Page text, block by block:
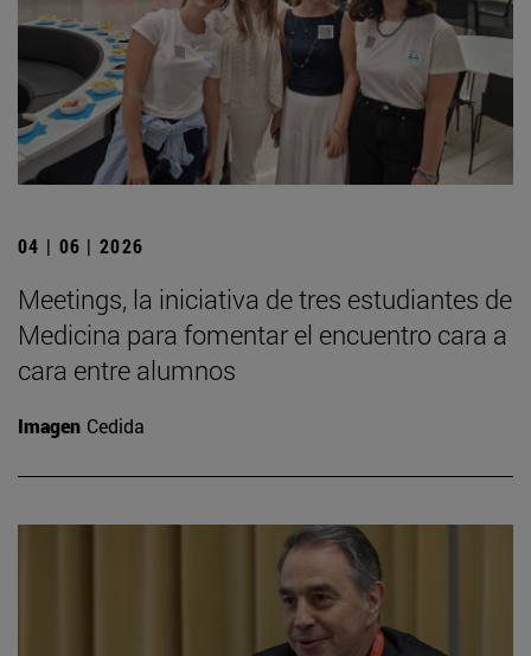
04 | 06 | 2026
Meetings, la iniciativa de tres estudiantes de
Medicina para fomentar el encuentro cara a
cara entre alumnos
Imagen Cedida